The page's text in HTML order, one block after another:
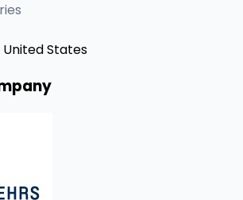
United States